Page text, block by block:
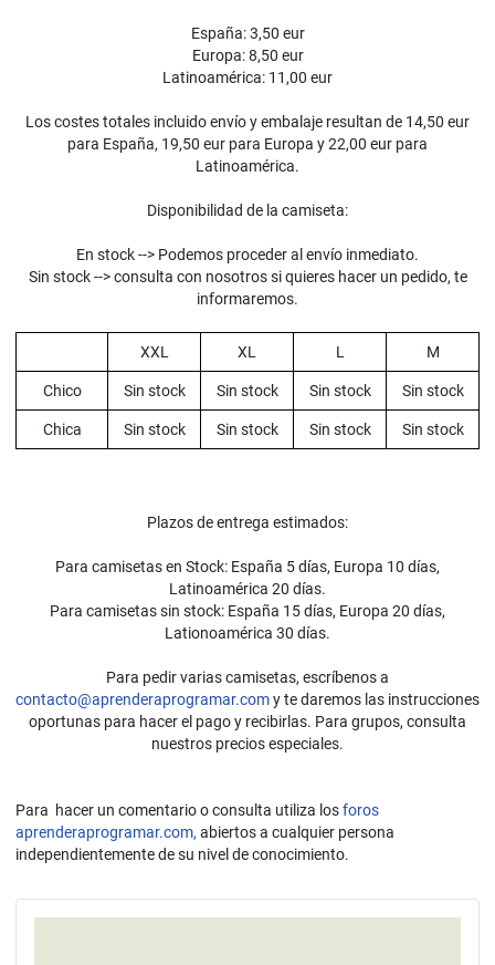
España: 3,50 eur
Europa: 8,50 eur
Latinoamérica: 11,00 eur
Los costes totales incluido envío y embalaje resultan de 14,50 eur
para España, 19,50 eur para Europa y 22,00 eur para
Latinoamérica.
Disponibilidad de la camiseta:
En stock --> Podemos proceder al envío inmediato.
Sin stock --> consulta con nosotros si quieres hacer un pedido, te
informaremos.
XXL XL L M
Chico Sin stock Sin stock Sin stock Sin stock
Chica Sin stock Sin stock Sin stock Sin stock
Plazos de entrega estimados:
Para camisetas en Stock: España 5 días, Europa 10 días,
Latinoamérica 20 días.
Para camisetas sin stock: España 15 días, Europa 20 días,
Lationoamérica 30 días.
Para pedir varias camisetas, escríbenos a
contacto@aprenderaprogramar.comy te daremos las instrucciones
oportunas para hacer el pago y recibirlas. Para grupos, consulta
nuestros precios especiales.
Para hacer un comentario o consulta utiliza losforos
aprenderaprogramar.com, abiertos a cualquier persona
independientemente de su nivel de conocimiento.